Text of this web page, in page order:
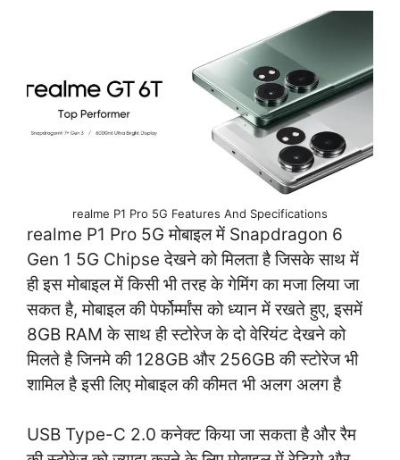
realme P1 Pro 5G Features And Specifications
realme P1 Pro 5G मोबाइल में Snapdragon 6
Gen 1 5G Chipse देखने को मिलता है जिसके साथ में
ही इस मोबाइल में किसी भी तरह के गेमिंग का मजा लिया जा
सकत है, मोबाइल की पेर्फोर्म्मांस को ध्यान में रखते हुए, इसमें
8GB RAM के साथ ही स्टोरेज के दो वेरियंट देखने को
मिलते है जिनमे की 128GB और 256GB की स्टोरेज भी
शामिल है इसी लिए मोबाइल की कीमत भी अलग अलग है
USB Type-C 2.0 कनेक्ट किया जा सकता है और रैम